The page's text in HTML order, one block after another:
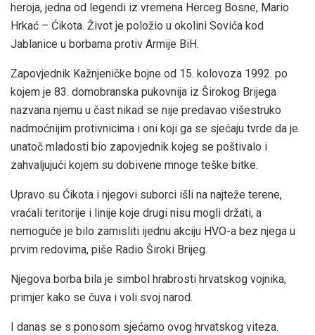
heroja, jedna od legendi iz vremena Herceg Bosne, Mario
Hrkać – Ćikota. Život je položio u okolini Sovića kod
Jablanice u borbama protiv Armije BiH.
Zapovjednik Kažnjeničke bojne od 15. kolovoza 1992. po
kojem je 83. domobranska pukovnija iz Širokog Brijega
nazvana njemu u čast nikad se nije predavao višestruko
nadmoćnijim protivnicima i oni koji ga se sjećaju tvrde da je
unatoč mladosti bio zapovjednik kojeg se poštivalo i
zahvaljujući kojem su dobivene mnoge teške bitke.
Upravo su Ćikota i njegovi suborci išli na najteže terene,
vraćali teritorije i linije koje drugi nisu mogli držati, a
nemoguće je bilo zamisliti ijednu akciju HVO-a bez njega u
prvim redovima, piše Radio Široki Brijeg.
Njegova borba bila je simbol hrabrosti hrvatskog vojnika,
primjer kako se čuva i voli svoj narod.
I danas se s ponosom sjećamo ovog hrvatskog viteza.